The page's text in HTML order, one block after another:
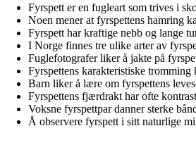
Fyrspett er en fugleart som trives i
Noen mener at fyrspettens hamring
Fyrspett har kraftige nebb og lange
I Norge finnes tre ulike arter av
Fuglefotografer liker å jakte på
Fyrspettens karakteristiske tromming
Barn liker å lære om fyrspettens
Fyrspettens fjærdrakt har ofte
Voksne fyrspettpar danner sterke
Å observere fyrspett i sitt naturlige